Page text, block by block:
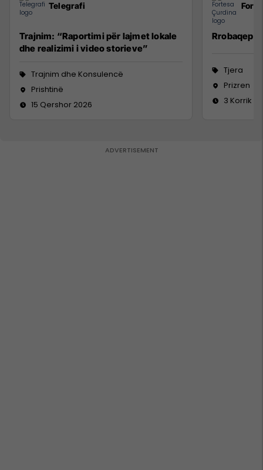
Telegrafi
Trajnim: “Raportimi për lajmet lokale
dhe realizimi i video storieve”
Trajnim dhe Konsulencë
Prishtinë
15 Qershor 2026
Tjera
Prizren
3 Korrik